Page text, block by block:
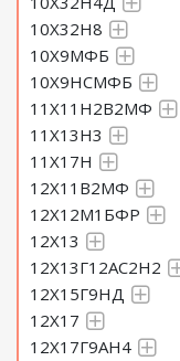
10Х32Н8
10Х9МФБ
10Х9НСМФБ
11Х11Н2В2МФ
11Х13Н3
11Х17Н
12Х11В2МФ
12Х12М1БФР
12Х13
12Х13Г12АС2Н2
12Х15Г9НД
12Х17
12Х17Г9АН4